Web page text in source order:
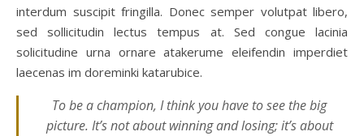
interdum suscipit fringilla. Donec semper volutpat libero,
sed sollicitudin lectus tempus at. Sed congue lacinia
solicitudine urna ornare atakerume eleifendin imperdiet
laecenas im doreminki katarubice.
To be a champion, I think you have to see the big
picture. It’s not about winning and losing; it’s about